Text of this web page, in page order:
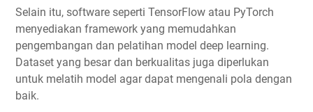
Selain itu, software seperti TensorFlow atau PyTorch
menyediakan framework yang memudahkan
pengembangan dan pelatihan model deep learning.
Dataset yang besar dan berkualitas juga diperlukan
untuk melatih model agar dapat mengenali pola dengan
baik.